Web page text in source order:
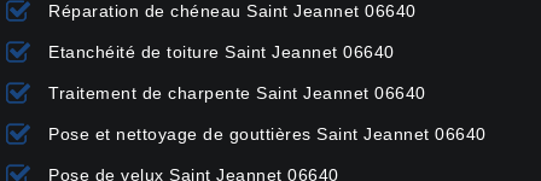
Réparation de chéneau Saint Jeannet 06640
Etanchéité de toiture Saint Jeannet 06640
Traitement de charpente Saint Jeannet 06640
Pose et nettoyage de gouttières Saint Jeannet 06640
Pose de velux Saint Jeannet 06640